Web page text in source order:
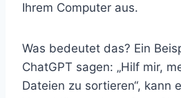
Ihrem Computer aus.
Was bedeutet das? Ein
ChatGPT sagen: „Hilf mir,
Dateien zu sortieren“, kann